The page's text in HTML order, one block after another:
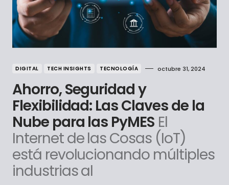
DIGITAL TECH INSIGHTS TECNOLOGÍA octubre 31, 2024
Ahorro, Seguridad y
Flexibilidad: Las Claves de la
Nube para las PyMES El
Internet de las Cosas (IoT)
está revolucionando múltiples
industrias al